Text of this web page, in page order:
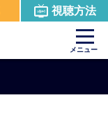
視聴方法
メニュー